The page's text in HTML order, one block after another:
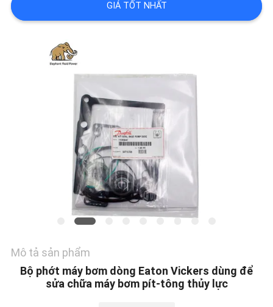
LIÊN
CHÚNG
SƠ
ĐỒ
GIÁ TỐT NHẤT
Mô tả sản phẩm
Bộ phớt máy bơm dòng Eaton Vickers dùng để
sửa chữa máy bơm pít-tông thủy lực